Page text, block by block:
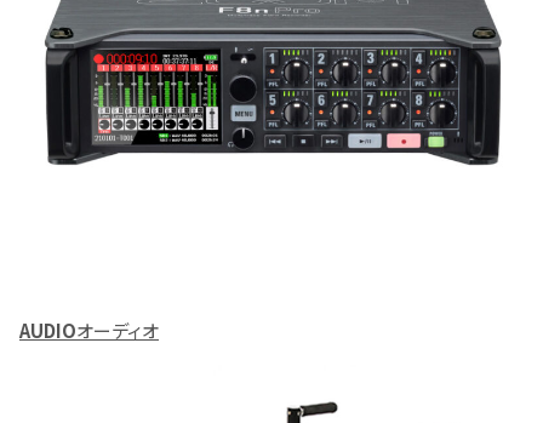
AUDIOオーディオ